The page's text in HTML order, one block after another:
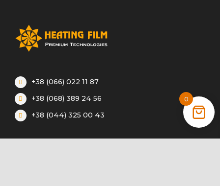
+38 (066) 022 11 87
+38 (068) 389 24 56
+38 (044) 325 00 43
0